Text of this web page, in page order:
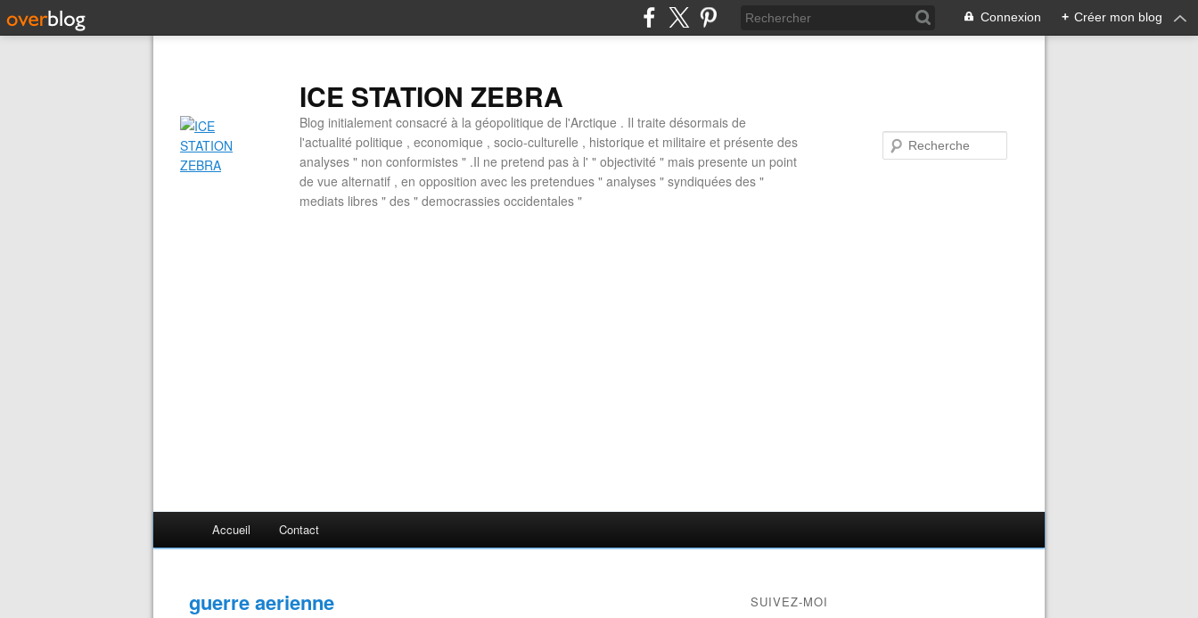
Connexion + Créer mon blog
ICE STATION ZEBRA
Blog initialement consacré à la géopolitique de l'Arctique . Il traite désormais de
l'actualité politique , economique , socio-culturelle , historique et militaire et présente des
analyses " non conformistes " .Il ne pretend pas à l' " objectivité " mais presente un point
de vue alternatif , en opposition avec les pretendues " analyses " syndiquées des "
mediats libres " des " democrassies occidentales "
Accueil Contact
guerre aerienne SUIVEZ-MOI